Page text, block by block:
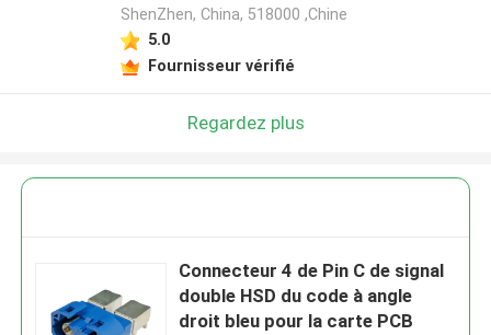
ShenZhen, China, 518000 ,Chine
5.0
Fournisseur vérifié
Regardez plus
Connecteur 4 de Pin C de signal
double HSD du code à angle
droit bleu pour la carte PCB